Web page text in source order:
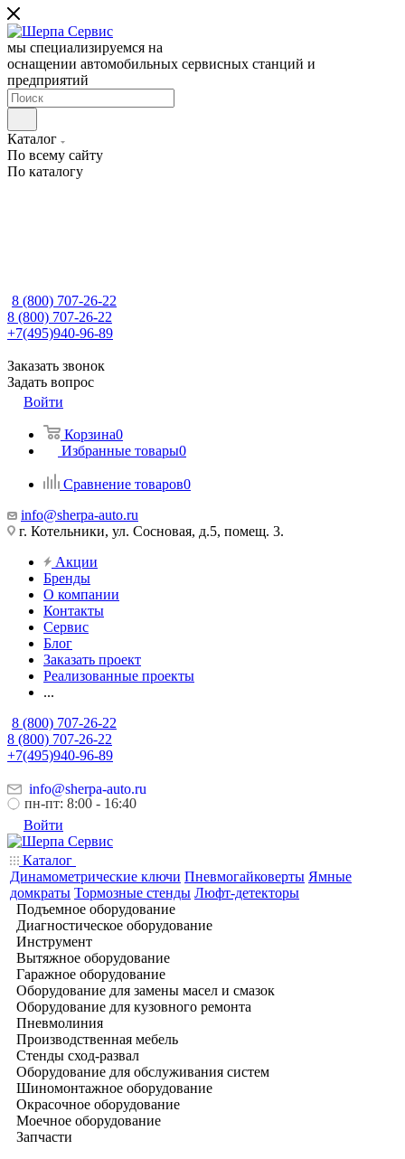
мы специализируемся на
оснащении автомобильных сервисных станций и
предприятий
Каталог
По всему сайту
По каталогу
8 (800) 707-26-22
8 (800) 707-26-22
+7(495)940-96-89
Заказать звонок
Задать вопрос
Войти
Корзина0
Избранные товары0
Сравнение товаров0
info@sherpa-auto.ru
г. Котельники, ул. Сосновая, д.5, помещ. 3.
Акции
Бренды
О компании
Контакты
Сервис
Блог
Заказать проект
Реализованные проекты
...
8 (800) 707-26-22
8 (800) 707-26-22
+7(495)940-96-89
info@sherpa-auto.ru
пн-пт: 8:00 - 16:40
Войти
Каталог
Динамометрические ключи Пневмогайковерты Ямные
домкраты Тормозные стенды Люфт-детекторы
Подъемное оборудование
Диагностическое оборудование
Инструмент
Вытяжное оборудование
Гаражное оборудование
Оборудование для замены масел и смазок
Оборудование для кузовного ремонта
Пневмолиния
Производственная мебель
Стенды сход-развал
Оборудование для обслуживания систем
Шиномонтажное оборудование
Окрасочное оборудование
Моечное оборудование
Запчасти